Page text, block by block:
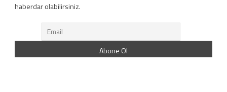
haberdar olabilirsiniz.